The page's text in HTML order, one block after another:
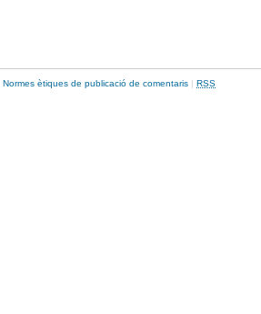
Normes ètiques de publicació de comentaris | RSS